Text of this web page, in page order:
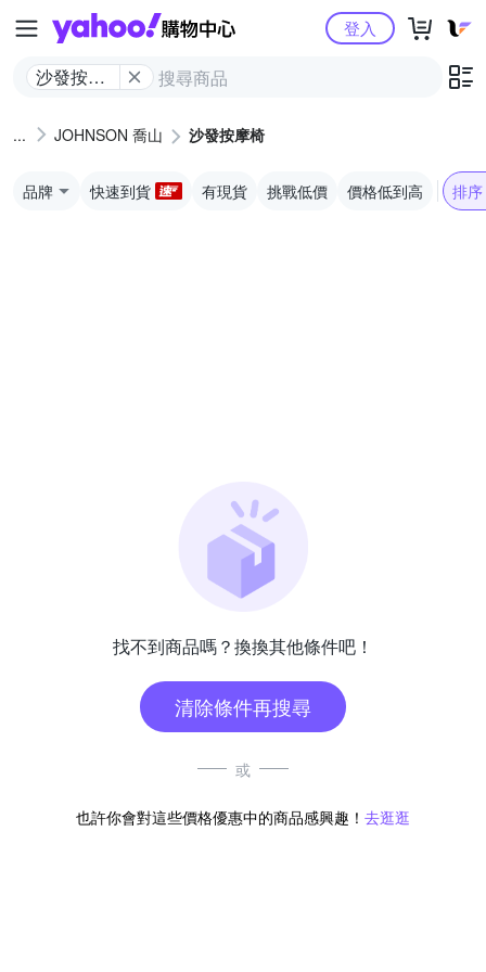
Yahoo購物中心
沙發按摩
登入
JOHNSON 喬山 沙發按摩椅
品牌 快速到貨 有現貨 挑戰低價 價格低到高 排序
找不到商品嗎？換換其他條件吧！
清除條件再搜尋
或
也許你會對這些價格優惠中的商品感興趣！ 去逛逛